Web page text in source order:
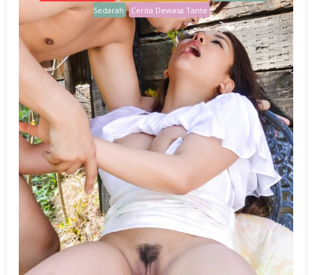
Sedarah
Cerita Dewasa Tante